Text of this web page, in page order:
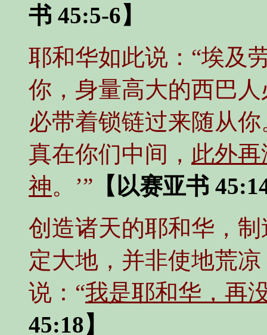
书 45:5-6】
耶和华如此说：“埃及
你，身量高大的西巴
必带着锁链过来随从
真在你们中间， 此外
神。’” 【以赛亚书
创造诸天的耶和华，
定大地，并非使地荒
说：“我是耶和华，再
45:18】